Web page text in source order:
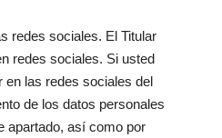
redes sociales. El Titular
redes sociales. Si usted
en las redes sociales del
de los datos personales
apartado, así como por